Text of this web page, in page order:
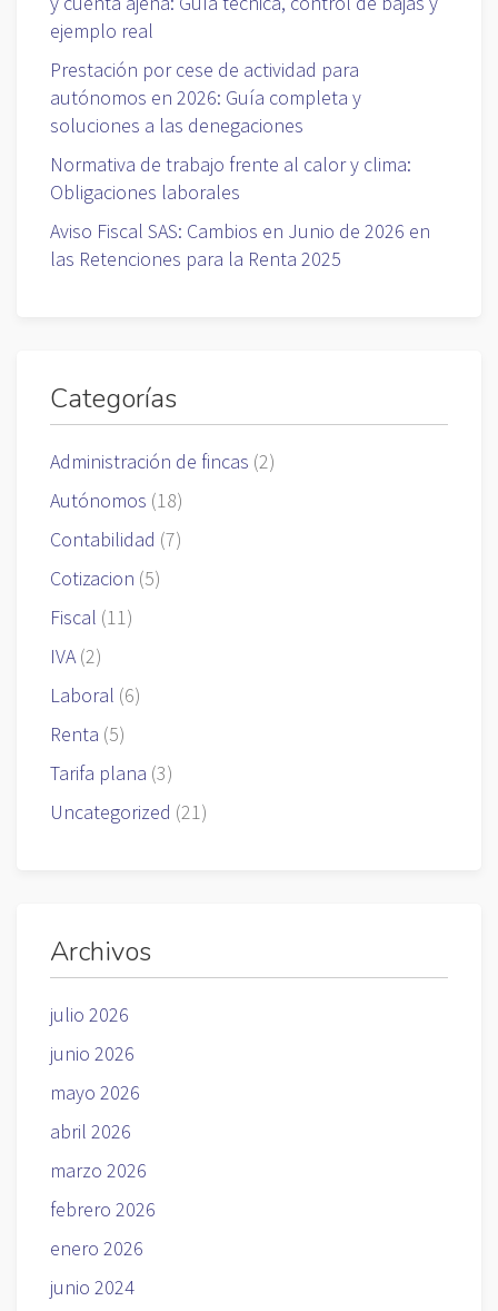
ejemplo real
Prestación por cese de actividad para
autónomos en 2026: Guía completa y
soluciones a las denegaciones
Normativa de trabajo frente al calor y clima:
Obligaciones laborales
Aviso Fiscal SAS: Cambios en Junio de 2026 en
las Retenciones para la Renta 2025
Categorías
Administración de fincas (2)
Autónomos (18)
Contabilidad (7)
Cotizacion (5)
Fiscal (11)
IVA(2)
Laboral (6)
Renta (5)
Tarifa plana (3)
Uncategorized (21)
Archivos
julio 2026
junio 2026
mayo 2026
abril 2026
marzo 2026
febrero 2026
enero 2026
junio 2024